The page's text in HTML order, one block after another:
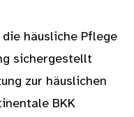
häusliche Pflege
sichergestellt
zur häuslichen
BKK